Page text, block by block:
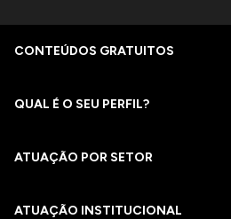
CONTEÚDOS GRATUITOS
QUAL É O SEU PERFIL?
ATUAÇÃO POR SETOR
ATUAÇÃO INSTITUCIONAL